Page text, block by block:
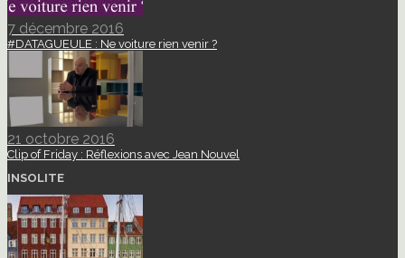
7 décembre 2016
#DATAGUEULE : Ne voiture rien venir ?
21 octobre 2016
Clip of Friday : Réflexions avec Jean Nouvel
INSOLITE